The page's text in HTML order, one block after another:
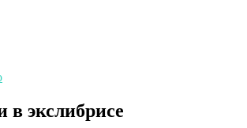
в экслибрисе